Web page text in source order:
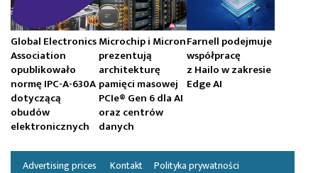
Global Electronics
Association
opublikowało
normę IPC-A-630A
dotyczącą
obudów
elektronicznych
Microchip i Micron
prezentują
architekturę
pamięci masowej
PCIe® Gen 6 dla AI
oraz centrów
danych
Farnell podejmuje
współpracę
z Hailo w zakresie
Edge AI
Advertising prices Kontakt Polityka prywatności